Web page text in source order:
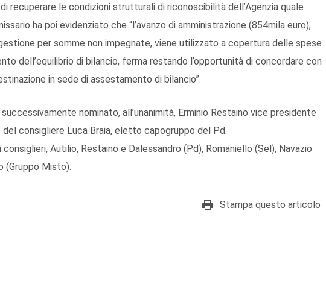
recuperare le condizioni strutturali di riconoscibilità dell’Agenzia quale
ha poi evidenziato che “l’avanzo di amministrazione (854mila euro),
per somme non impegnate, viene utilizzato a copertura delle spese
dell’equilibrio di bilancio, ferma restando l’opportunità di concordare con
in sede di assestamento di bilancio”.
nominato, all’unanimità, Erminio Restaino vice presidente
del consigliere Luca Braia, eletto capogruppo del Pd.
Autilio, Restaino e Dalessandro (Pd), Romaniello (Sel), Navazio
(Gruppo Misto).
Stampa questo articolo